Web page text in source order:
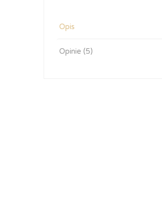
Opis
Opinie (5)